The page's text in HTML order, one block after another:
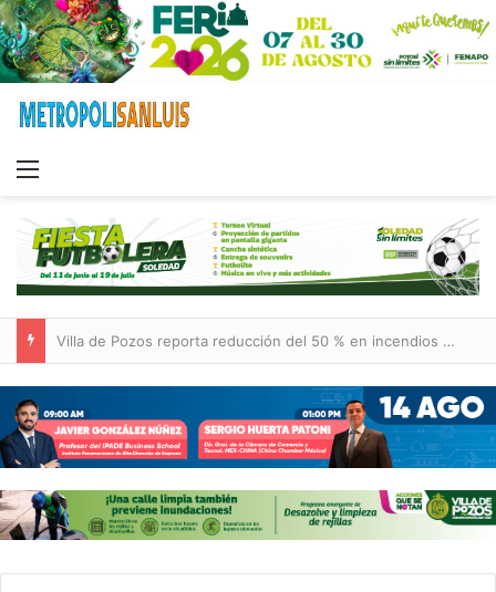
Villa de Pozos reporta reducción del 50 % en incendios forestales y de pastizales